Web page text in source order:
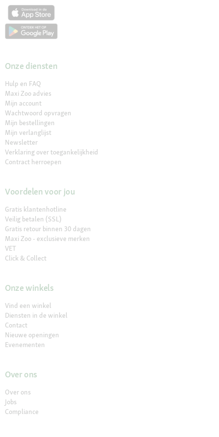
Onze diensten
Hulp en FAQ
Maxi Zoo advies
Mijn account
Wachtwoord opvragen
Mijn bestellingen
Mijn verlanglijst
Newsletter
Verklaring over toegankelijkheid
Contract herroepen
Voordelen voor jou
Gratis klantenhotline
Veilig betalen (SSL)
Gratis retour binnen 30 dagen
Maxi Zoo - exclusieve merken
VET
Click & Collect
Onze winkels
Vind een winkel
Diensten in de winkel
Contact
Nieuwe openingen
Evenementen
Over ons
Over ons
Jobs
Compliance